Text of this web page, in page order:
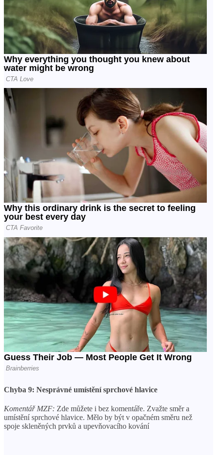
Chyba 9: Nesprávné umístění sprchové hlavice
Komentář MZF: Zde můžete i bez komentáře. Zvažte směr a
umístění sprchové hlavice. Mělo by být v opačném směru než
spoje skleněných prvků a upevňovacího kování